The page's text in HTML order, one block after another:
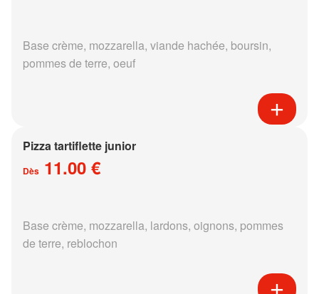
Base crème, mozzarella, viande hachée, boursin,
pommes de terre, oeuf
Pizza tartiflette junior
Dès 11.00 €
Base crème, mozzarella, lardons, oignons, pommes
de terre, reblochon